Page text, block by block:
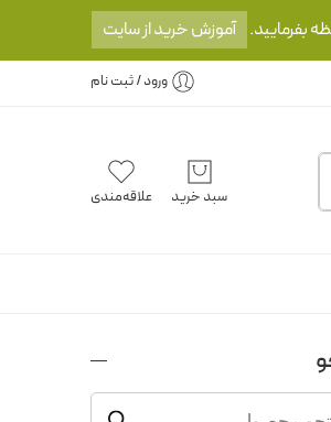
بفرمایید. آموزش خرید از سایت
ورود / ثبت نام
سبد خرید علاقه‌مندی